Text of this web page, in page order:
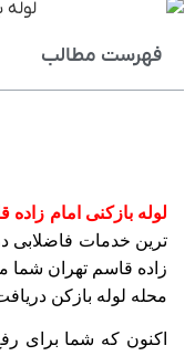
فهرست مطالب
لوله بازکنی امام زاده
ترین خدمات فاضلابی
زاده قاسم تهران شما می
محله لوله بازکن دریافت
اکنون که شما برای